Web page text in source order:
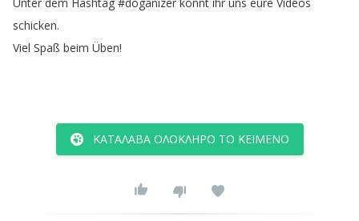
schicken.
Viel Spaß beim Üben!
ΚΑΤΆΛΑΒΑ ΟΛΌΚΛΗΡΟ ΤΟ ΚΕΊΜΕΝΟ